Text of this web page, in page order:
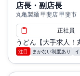
店長・副店長
丸亀製麺 甲斐店 甲斐市
正社員
うどん【大手求人！
注目 まかない制度あり